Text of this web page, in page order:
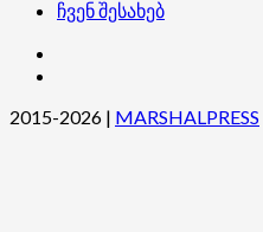
ჩვენ შესახებ
2015-2026 | MARSHALPRESS